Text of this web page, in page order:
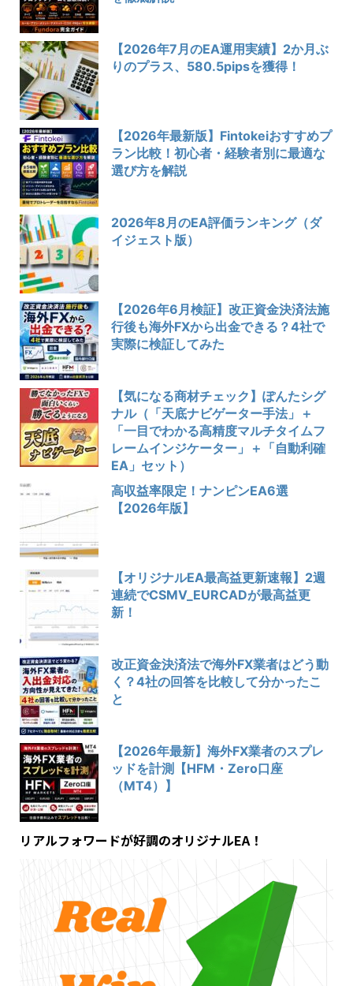
【2026年7月のEA運用実績】2か月ぶ
りのプラス、580.5pipsを獲得！
【2026年最新版】Fintokeiおすすめプ
ラン比較！初心者・経験者別に最適な
選び方を解説
2026年8月のEA評価ランキング（ダ
イジェスト版）
【2026年6月検証】改正資金決済法施
行後も海外FXから出金できる？4社で
実際に検証してみた
【気になる商材チェック】ぽんたシグ
ナル（「天底ナビゲーター手法」＋
「一目でわかる高精度マルチタイムフ
レームインジケーター」＋「自動利確
EA」セット）
高収益率限定！ナンピンEA6選
【2026年版】
【オリジナルEA最高益更新速報】2週
連続でCSMV_EURCADが最高益更
新！
改正資金決済法で海外FX業者はどう動
く？4社の回答を比較して分かったこ
と
【2026年最新】海外FX業者のスプレ
ッドを計測【HFM・Zero口座
（MT4）】
リアルフォワードが好調のオリジナルEA！